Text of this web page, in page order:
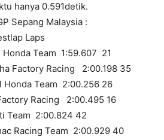
hanya 0.591detik.
Sepang Malaysia :
Laps
Honda Team 1:59.607 21
Factory Racing 2:00.198 35
Honda Team 2:00.256 26
Racing 2:00.495 16
Team 2:00.824 42
Racing Team 2:00.929 40